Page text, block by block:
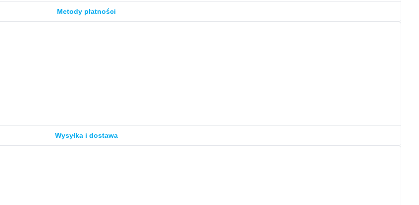
Metody płatności
Wysyłka i dostawa